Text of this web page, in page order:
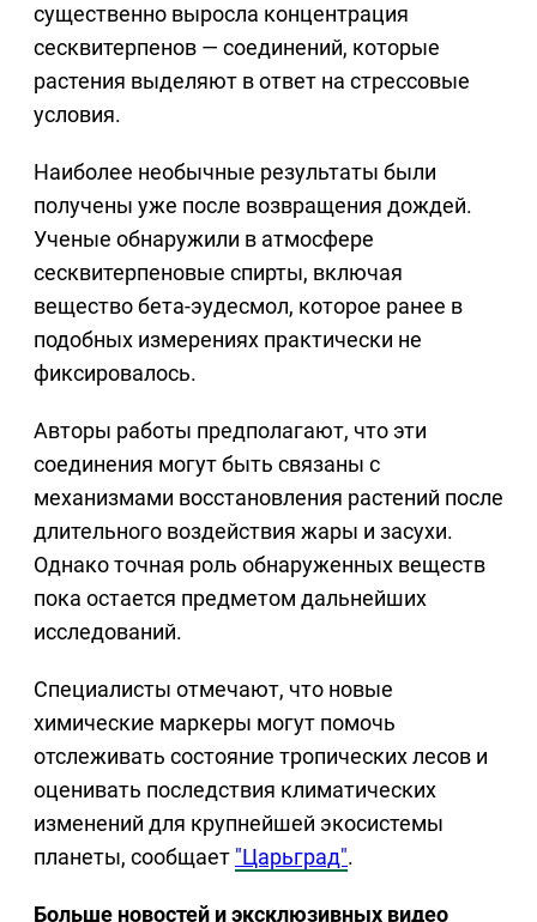
существенно выросла концентрация
сесквитерпенов — соединений, которые
растения выделяют в ответ на стрессовые
условия.
Наиболее необычные результаты были
получены уже после возвращения дождей.
Ученые обнаружили в атмосфере
сесквитерпеновые спирты, включая
вещество бета-эудесмол, которое ранее в
подобных измерениях практически не
фиксировалось.
Авторы работы предполагают, что эти
соединения могут быть связаны с
механизмами восстановления растений после
длительного воздействия жары и засухи.
Однако точная роль обнаруженных веществ
пока остается предметом дальнейших
исследований.
Специалисты отмечают, что новые
химические маркеры могут помочь
отслеживать состояние тропических лесов и
оценивать последствия климатических
изменений для крупнейшей экосистемы
планеты, сообщает "Царьград".
Больше новостей и эксклюзивных видео